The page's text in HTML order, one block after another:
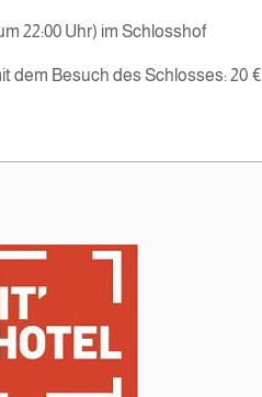
22:00 Uhr) im Schlosshof
Besuch des Schlosses: 20 €